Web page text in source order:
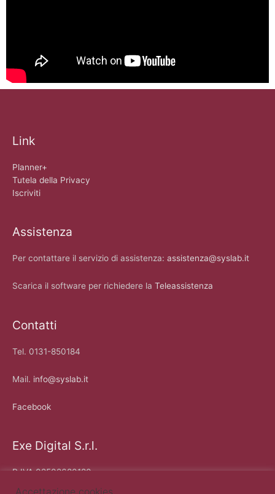
Link
Planner+
Tutela della Privacy
Iscriviti
Assistenza
Per contattare il servizio di assistenza: assistenza@syslab.it
Scarica il software per richiedere la Teleassistenza
Contatti
Tel. 0131-850184
Mail. info@syslab.it
Facebook
Exe Digital S.r.l.
P.IVA 02502680180
Accettazione cookies